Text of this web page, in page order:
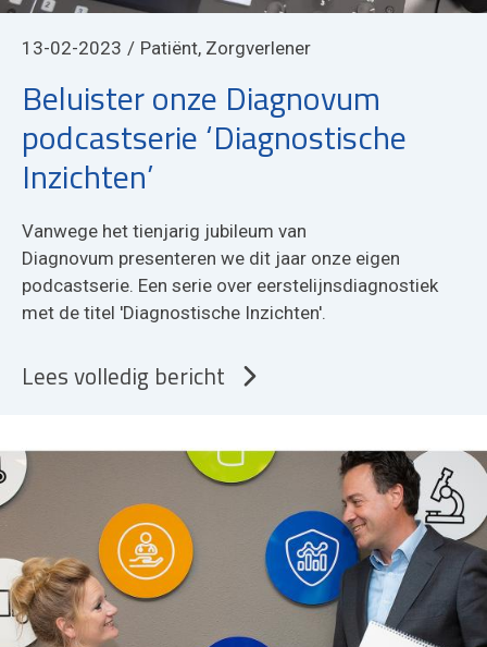
13-02-2023 Patiënt, Zorgverlener
Beluister onze Diagnovum
podcastserie ‘Diagnostische
Inzichten’
Vanwege het tienjarig jubileum van
Diagnovum presenteren we dit jaar onze eigen
podcastserie. Een serie over eerstelijnsdiagnostiek
met de titel 'Diagnostische Inzichten'.
Lees volledig bericht